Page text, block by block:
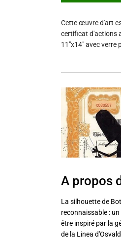
Cette œuvre d'art
certificat d'actions
11"x14" avec verre
A propos
La silhouette de
reconnaissable :
être inspiré par la
de la Linea